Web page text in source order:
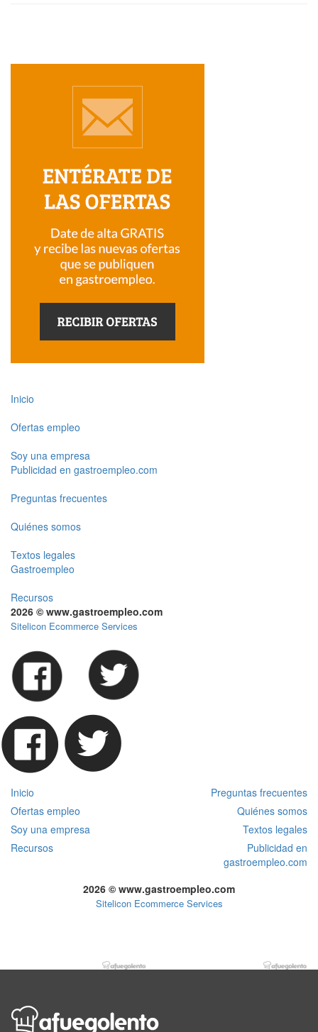
Inicio
Ofertas empleo
Soy una empresa
Publicidad en gastroempleo.com
Preguntas frecuentes
Quiénes somos
Textos legales
Gastroempleo
Recursos
2026 © www.gastroempleo.com
Sitelicon Ecommerce Services
Inicio
Preguntas frecuentes
Ofertas empleo
Quiénes somos
Soy una empresa
Textos legales
Recursos
Publicidad en
gastroempleo.com
2026 © www.gastroempleo.com
Sitelicon Ecommerce Services